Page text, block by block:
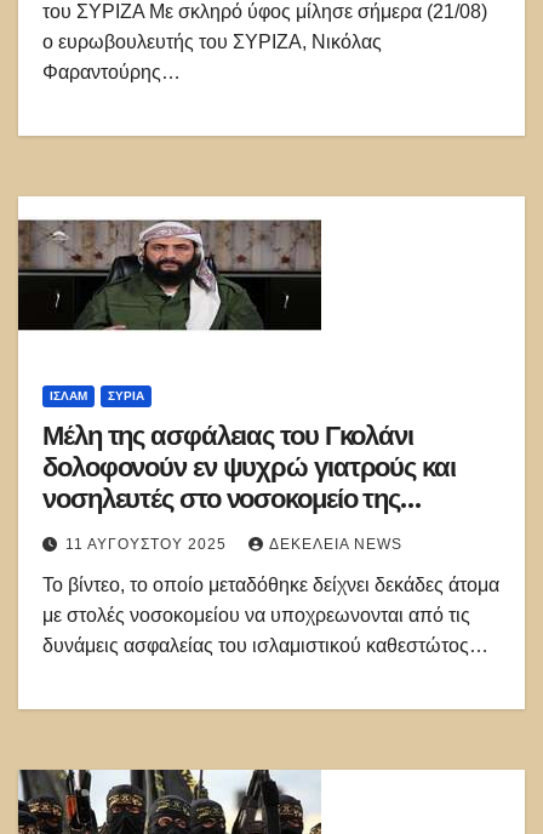
του ΣΥΡΙΖΑ Με σκληρό ύφος μίλησε σήμερα (21/08)
ο ευρωβουλευτής του ΣΥΡΙΖΑ, Νικόλας
Φαραντούρης…
ΙΣΛΑΜ ΣΥΡΊΑ
Μέλη της ασφάλειας του Γκολάνι
δολοφονούν εν ψυχρώ γιατρούς και
νοσηλευτές στο νοσοκομείο της
Σουέιντα στη Συρία!!
11 ΑΥΓΟΎΣΤΟΥ 2025 ΔΕΚΈΛΕΙΑ NEWS
Το βίντεο, το οποίο μεταδόθηκε δείχνει δεκάδες άτομα
με στολές νοσοκομείου να υποχρεωνονται από τις
δυνάμεις ασφαλείας του ισλαμιστικού καθεστώτος…